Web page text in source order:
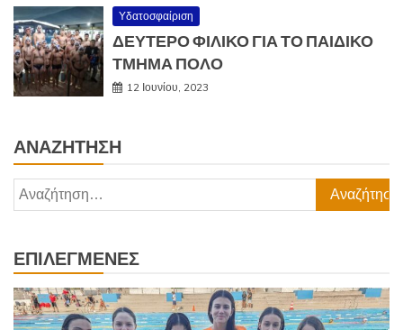
Υδατοσφαίριση
ΔΕΥΤΕΡΟ ΦΙΛΙΚΟ ΓΙΑ ΤΟ ΠΑΙΔΙΚΟ
ΤΜΗΜΑ ΠΟΛΟ
12 Ιουνίου, 2023
ΑΝΑΖΉΤΗΣΗ
Αναζήτηση
για:
ΕΠΙΛΕΓΜΈΝΕΣ